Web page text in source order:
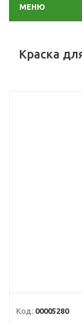
МЕНЮ
Краска
Код: 00005280